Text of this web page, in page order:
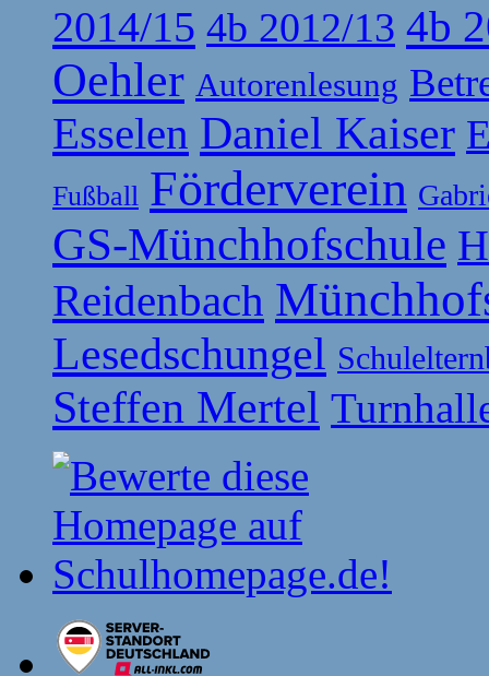
2014/15 4b 2012/13 4b
Oehler Autorenlesung
Esselen Daniel Kaiser
Fußball Förderverein
GS-Münchhofschule
Reidenbach
Lesedschungel
Steffen Mertel